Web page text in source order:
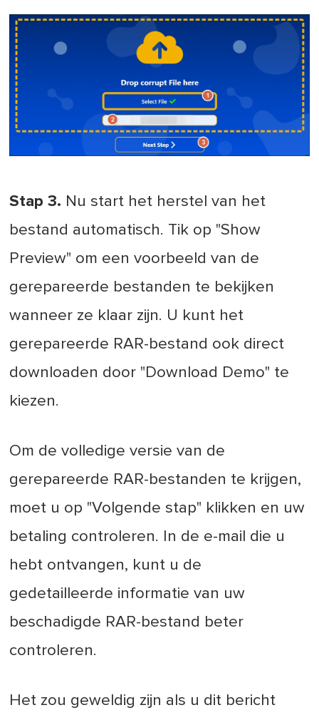
Stap 3. Nu start het herstel van het
bestand automatisch. Tik op "Show
Preview" om een voorbeeld van de
gerepareerde bestanden te bekijken
wanneer ze klaar zijn. U kunt het
gerepareerde RAR-bestand ook direct
downloaden door "Download Demo" te
kiezen.
Om de volledige versie van de
gerepareerde RAR-bestanden te krijgen,
moet u op "Volgende stap" klikken en uw
betaling controleren. In de e-mail die u
hebt ontvangen, kunt u de
gedetailleerde informatie van uw
beschadigde RAR-bestand beter
controleren.
Het zou geweldig zijn als u dit bericht